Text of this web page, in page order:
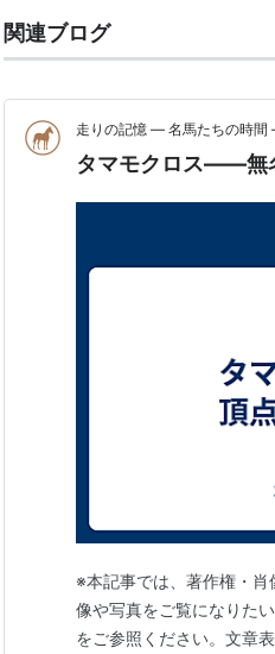
関連ブログ
走りの記憶 ― 名馬たちの時
タマモクロス――無
※本記事では、著作権・
像や写真をご覧になりた
をご参照ください。文章